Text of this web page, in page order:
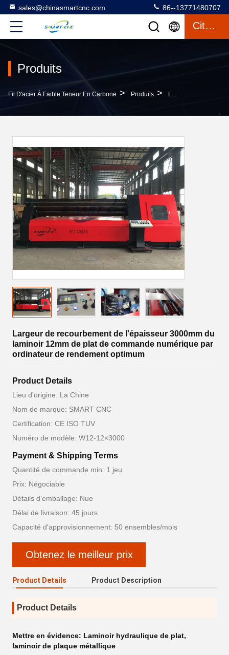
sales@chinasmartcnc.com 86--13771480707
Citation
Produits
Fil D'acier À Faible Teneur En Carbone > Produits > Laminoir De Recourbement De Plat
Largeur de recourbement de l'épaisseur 3000mm du
laminoir 12mm de plat de commande numérique par
ordinateur de rendement optimum
Product Details
Lieu d'origine: La Chine
Nom de marque: SMART CNC
Certification: CE ISO TUV
Numéro de modèle: W12-12×3000
Payment & Shipping Terms
Quantité de commande min: 1 jeu
Prix: Négociable
Détails d'emballage: Nue
Délai de livraison: 45 jours
Capacité d'approvisionnement: 50 ensembles/mois
Obtenez le meilleur prix
Product Details Product Description
Product Details
Mettre en évidence: Laminoir hydraulique de plat,
laminoir de plaque métallique